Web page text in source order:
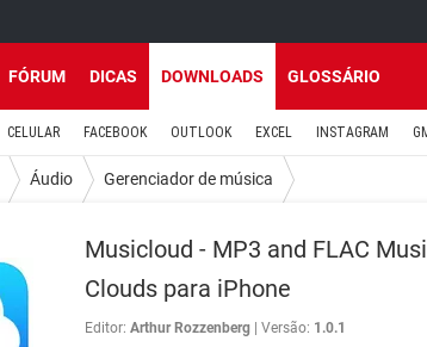
FÓRUM DICAS DOWNLOADS GLOSSÁRIO
CELULAR FACEBOOK OUTLOOK EXCEL INSTAGRAM
Áudio Gerenciador de música
Musicloud - MP3 and FLAC
Clouds para iPhone
Editor: Arthur Rozzenberg Versão: 1.0.1